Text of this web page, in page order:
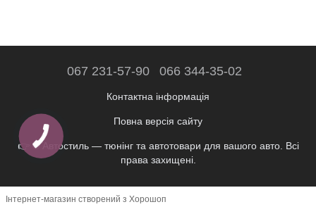
067 231-57-90 066 344-35-02
Контактна інформація
Повна версія сайту
👉 © Автостиль — тюнінг та автотовари для вашого авто. Всі
права захищені.
Інтернет-магазин створений з Хорошоп